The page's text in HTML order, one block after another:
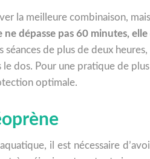
la meilleure combinaison,
ne dépasse pas 60 minutes,
de plus de deux
dos. Pour une pratique de
optimale.
il est nécessaire